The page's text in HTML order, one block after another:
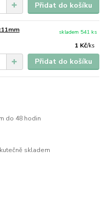
Přidat do košíku
1 Kč/ks
skladem 541 ks
Přidat do košíku
do 48 hodin
skladem